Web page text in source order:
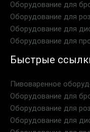
Оборудование для
Оборудование для
Оборудование для
Оборудование для
Быстрые
Пивоваренное
Оборудование для
Оборудование для
Оборудование для